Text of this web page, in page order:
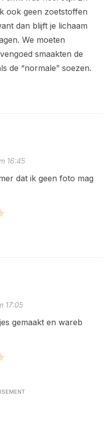
ook geen zoetstoffen
dan blijft je lichaam
We moeten
smaakten de
de “normale” soezen.
16:45
dat ik geen foto mag
17:05
gemaakt en wareb